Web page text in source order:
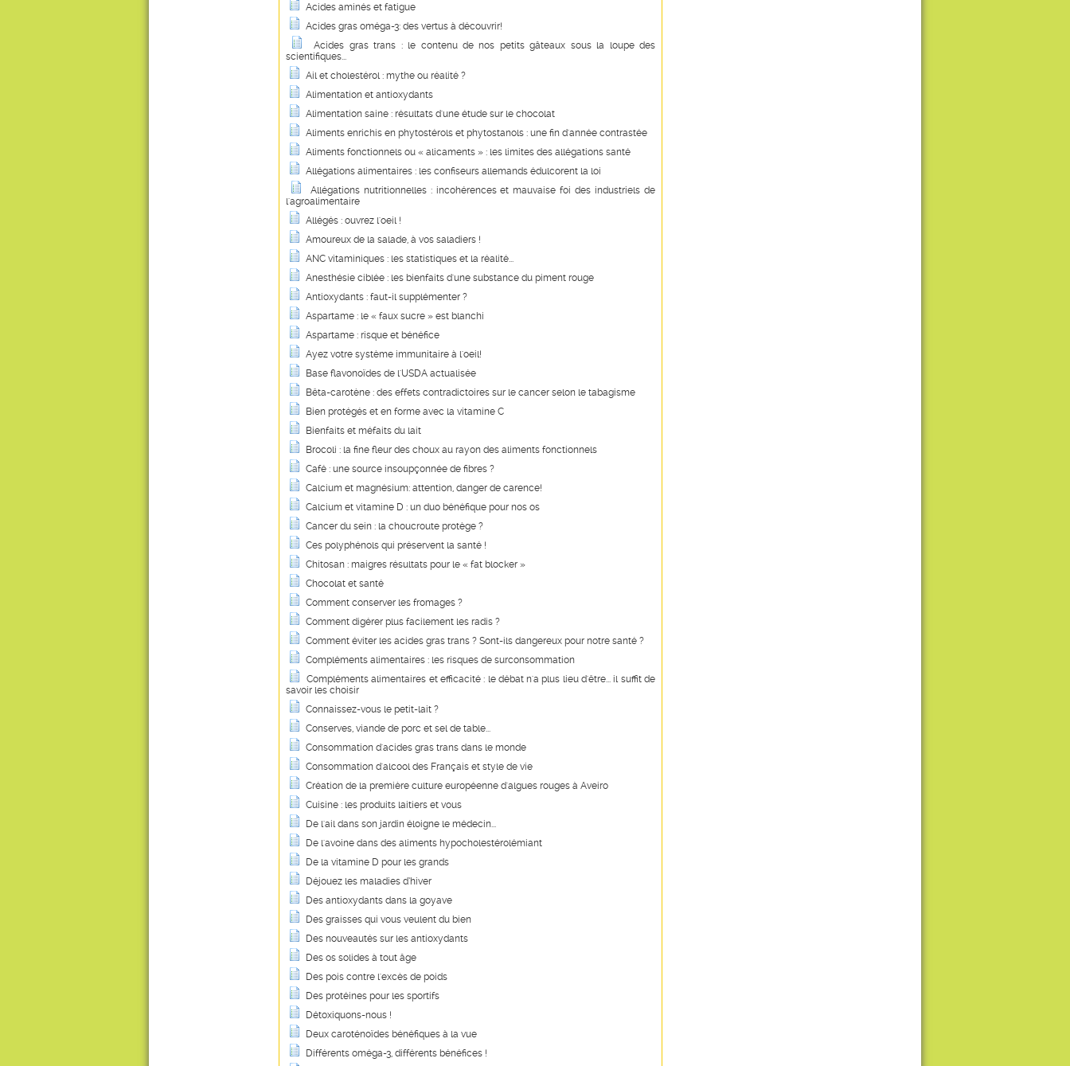
Acides aminés et fatigue
Acides gras oméga-3: des vertus à découvrir!
Acides gras trans : le contenu de nos petits gâteaux sous la loupe des
scientifiques...
Ail et cholestérol : mythe ou réalité ?
Alimentation et antioxydants
Alimentation saine : résultats d'une étude sur le chocolat
Aliments enrichis en phytostérols et phytostanols : une fin d'année contrastée
Aliments fonctionnels ou « alicaments » : les limites des allégations santé
Allégations alimentaires : les confiseurs allemands édulcorent la loi
Allégations nutritionnelles : incohérences et mauvaise foi des industriels de
l'agroalimentaire
Allégés : ouvrez l'oeil !
Amoureux de la salade, à vos saladiers !
ANC vitaminiques : les statistiques et la réalité...
Anesthésie ciblée : les bienfaits d'une substance du piment rouge
Antioxydants : faut-il supplémenter ?
Aspartame : le « faux sucre » est blanchi
Aspartame : risque et bénéfice
Ayez votre système immunitaire à l'oeil!
Base flavonoïdes de l'USDA actualisée
Bêta-carotène : des effets contradictoires sur le cancer selon le tabagisme
Bien protégés et en forme avec la vitamine C
Bienfaits et méfaits du lait
Brocoli : la fine fleur des choux au rayon des aliments fonctionnels
Café : une source insoupçonnée de fibres ?
Calcium et magnésium: attention, danger de carence!
Calcium et vitamine D : un duo bénéfique pour nos os
Cancer du sein : la choucroute protège ?
Ces polyphénols qui préservent la santé !
Chitosan : maigres résultats pour le « fat blocker »
Chocolat et santé
Comment conserver les fromages ?
Comment digérer plus facilement les radis ?
Comment éviter les acides gras trans ? Sont-ils dangereux pour notre santé ?
Compléments alimentaires : les risques de surconsommation
Compléments alimentaires et efficacité : le débat n'a plus lieu d'être... il suffit de
savoir les choisir
Connaissez-vous le petit-lait ?
Conserves, viande de porc et sel de table...
Consommation d'acides gras trans dans le monde
Consommation d'alcool des Français et style de vie
Création de la première culture européenne d'algues rouges à Aveiro
Cuisine : les produits laitiers et vous
De l'ail dans son jardin éloigne le médecin...
De l'avoine dans des aliments hypocholestérolémiant
De la vitamine D pour les grands
Déjouez les maladies d’hiver
Des antioxydants dans la goyave
Des graisses qui vous veulent du bien
Des nouveautés sur les antioxydants
Des os solides à tout âge
Des pois contre l'excès de poids
Des protéines pour les sportifs
Détoxiquons-nous !
Deux caroténoïdes bénéfiques à la vue
Différents oméga-3, différents bénéfices !